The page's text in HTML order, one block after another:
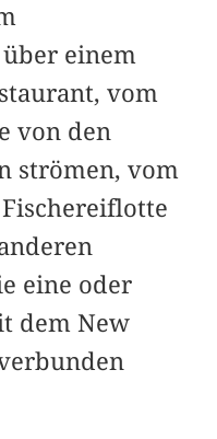
einem
vom
von den
strömen, vom
eine oder
dem New